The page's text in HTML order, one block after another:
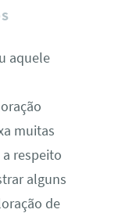
aquele
muitas
respeito
alguns
de